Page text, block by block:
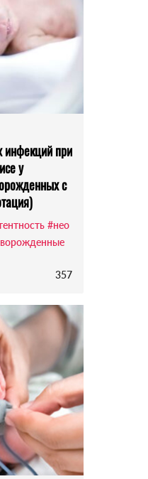
инфекций при
у
с
#нео
357